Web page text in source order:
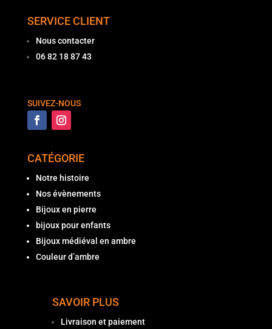
SERVICE CLIENT
Nous contacter
06 82 18 87 43
SUIVEZ-NOUS
CATÉGORIE
Notre histoire
Nos évènements
Bijoux en pierre
bijoux pour enfants
Bijoux médiéval en ambre
Couleur d’ambre
SAVOIR PLUS
Livraison et paiement